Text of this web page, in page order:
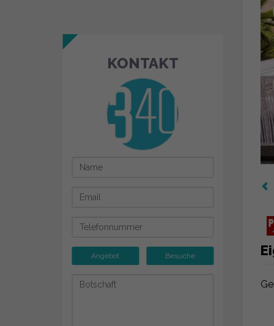
KONTAKT
Angebot Besuche